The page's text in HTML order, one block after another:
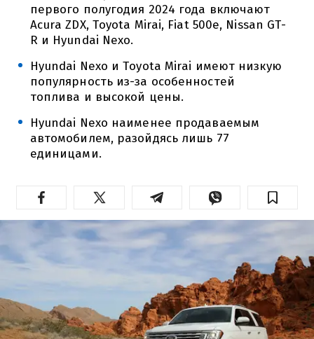
первого полугодия 2024 года включают
Acura ZDX, Toyota Mirai, Fiat 500e, Nissan GT-
R и Hyundai Nexo.
Hyundai Nexo и Toyota Mirai имеют низкую
популярность из-за особенностей
топлива и высокой цены.
Hyundai Nexo наименее продаваемым
автомобилем, разойдясь лишь 77
единицами.